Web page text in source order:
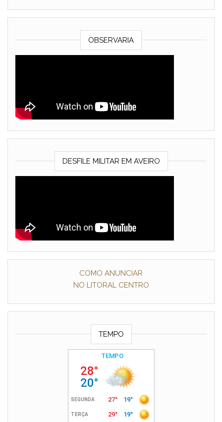
OBSERVARIA
DESFILE MILITAR EM AVEIRO
COMO ANUNCIAR
NO LITORAL CENTRO
TEMPO